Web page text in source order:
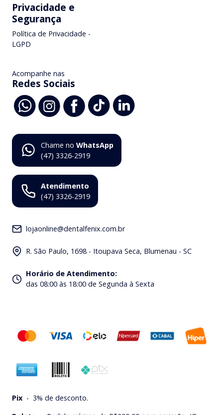
Privacidade e
Segurança
Política de Privacidade -
LGPD
Acompanhe nas
Redes Sociais
Chame no WhatsApp
(47) 3326-2919
Atendimento
(47) 3326-2919
lojaonline@dentalfenix.com.br
R. São Paulo, 1698 - Itoupava Seca, Blumenau - SC
Horário de Atendimento:
das 08:00 às 18:00 de Segunda à Sexta
Pix - 3% de desconto.